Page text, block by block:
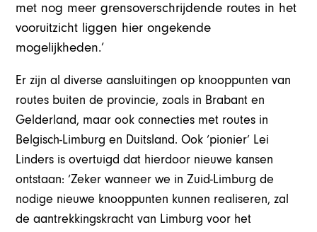
met nog meer grensoverschrijdende routes in het
vooruitzicht liggen hier ongekende
mogelijkheden.’
Er zijn al diverse aansluitingen op knooppunten van
routes buiten de provincie, zoals in Brabant en
Gelderland, maar ook connecties met routes in
Belgisch-Limburg en Duitsland. Ook ‘pionier’ Lei
Linders is overtuigd dat hierdoor nieuwe kansen
ontstaan: ‘Zeker wanneer we in Zuid-Limburg de
nodige nieuwe knooppunten kunnen realiseren, zal
de aantrekkingskracht van Limburg voor het